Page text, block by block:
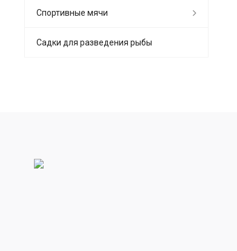
Спортивные мячи
Садки для разведения рыбы